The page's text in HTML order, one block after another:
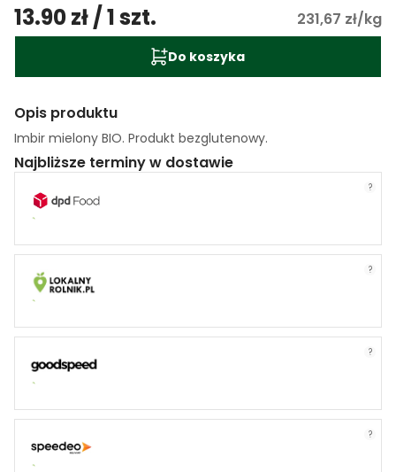
13.90 zł / 1 szt. 231,67 zł/kg
Do koszyka
Opis produktu
Imbir mielony BIO. Produkt bezglutenowy.
Najbliższe terminy w dostawie
?
?
?
?